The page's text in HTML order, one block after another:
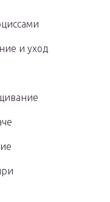
и уход